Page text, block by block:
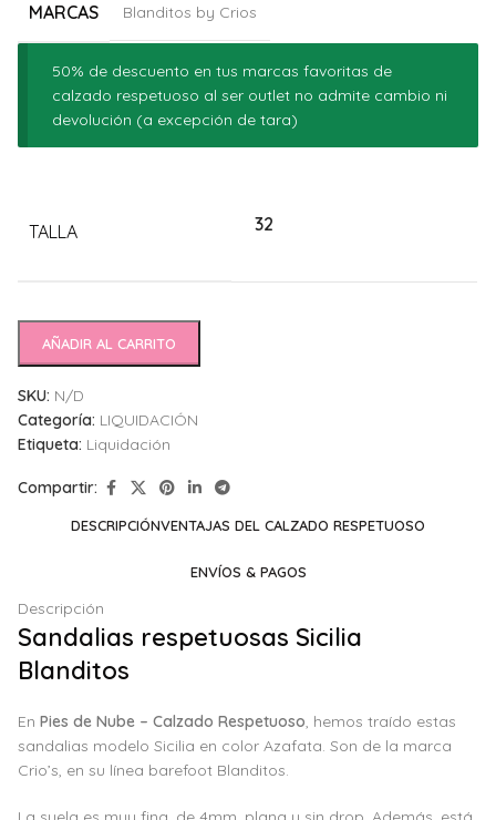
MARCAS Blanditos by Crios
50% de descuento en tus marcas favoritas de
calzado respetuoso al ser outlet no admite cambio ni
devolución (a excepción de tara)
TALLA 32
AÑADIR AL CARRITO
SKU: N/D
Categoría: LIQUIDACIÓN
Etiqueta: Liquidación
Compartir:
DESCRIPCIÓNVENTAJAS DEL CALZADO RESPETUOSO
ENVÍOS & PAGOS
Descripción
Sandalias respetuosas Sicilia
Blanditos
En Pies de Nube – Calzado Respetuoso, hemos traído estas
sandalias modelo Sicilia en color Azafata. Son de la marca
Crio’s, en su línea barefoot Blanditos.